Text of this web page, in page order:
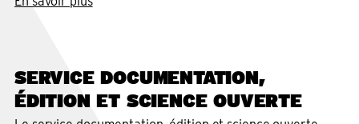
SERVICE DOCUMENTATION,
ÉDITION ET SCIENCE OUVERTE